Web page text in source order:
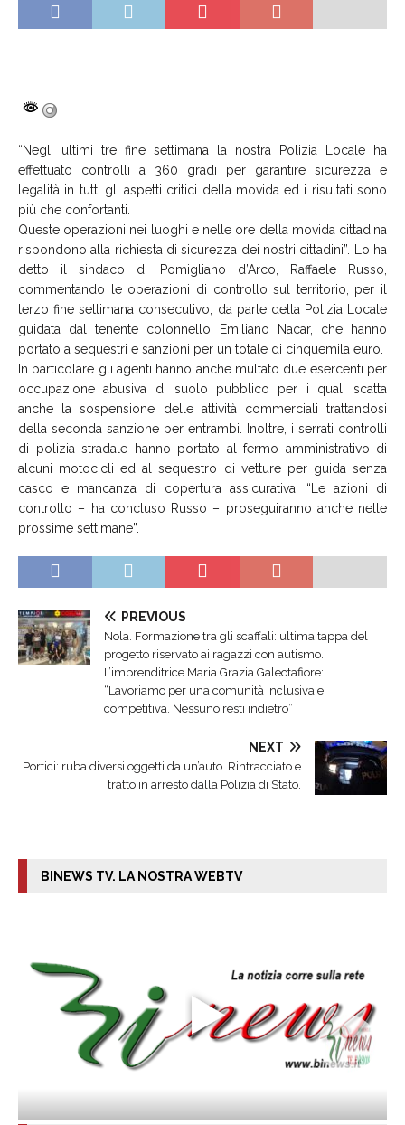
“Negli ultimi tre fine settimana la nostra Polizia Locale ha
effettuato controlli a 360 gradi per garantire sicurezza e
legalità in tutti gli aspetti critici della movida ed i risultati sono
più che confortanti.
Queste operazioni nei luoghi e nelle ore della movida cittadina
rispondono alla richiesta di sicurezza dei nostri cittadini”. Lo ha
detto il sindaco di Pomigliano d’Arco, Raffaele Russo,
commentando le operazioni di controllo sul territorio, per il
terzo fine settimana consecutivo, da parte della Polizia Locale
guidata dal tenente colonnello Emiliano Nacar, che hanno
portato a sequestri e sanzioni per un totale di cinquemila euro.
In particolare gli agenti hanno anche multato due esercenti per
occupazione abusiva di suolo pubblico per i quali scatta
anche la sospensione delle attività commerciali trattandosi
della seconda sanzione per entrambi. Inoltre, i serrati controlli
di polizia stradale hanno portato al fermo amministrativo di
alcuni motocicli ed al sequestro di vetture per guida senza
casco e mancanza di copertura assicurativa. “Le azioni di
controllo – ha concluso Russo – proseguiranno anche nelle
prossime settimane”.
PREVIOUS
Nola. Formazione tra gli scaffali: ultima tappa del
progetto riservato ai ragazzi con autismo.
L’imprenditrice Maria Grazia Galeotafiore:
“Lavoriamo per una comunità inclusiva e
competitiva. Nessuno resti indietro”
NEXT
Portici: ruba diversi oggetti da un’auto. Rintracciato e
tratto in arresto dalla Polizia di Stato.
BINEWS TV. LA NOSTRA WEBTV